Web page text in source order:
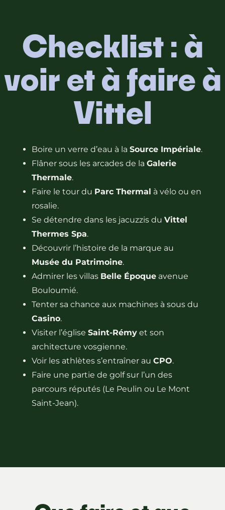
Checklist : à
voir et à faire à
Vittel
Boire un verre d’eau à la Source Impériale.
Flâner sous les arcades de la Galerie
Thermale.
Faire le tour du Parc Thermal à vélo ou en
rosalie.
Se détendre dans les jacuzzis du Vittel
Thermes Spa.
Découvrir l’histoire de la marque au
Musée du Patrimoine.
Admirer les villas Belle Époqueavenue
Bouloumié.
Tenter sa chance aux machines à sous du
Casino.
Visiter l’église Saint-Rémyet son
architecture vosgienne.
Voir les athlètes s’entraîner au CPO.
Faire une partie de golf sur l’un des
parcours réputés (Le Peulin ou Le Mont
Saint-Jean).